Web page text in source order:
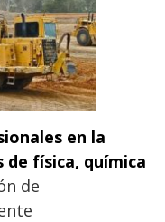
en la
de física, química
de